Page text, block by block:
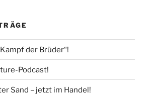
der Brüder“!
Podcast!
Sand – jetzt im Handel!